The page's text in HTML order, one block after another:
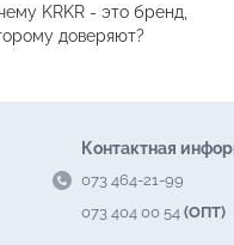
KRKR - это бренд,
доверяют?
Контактная
073 464-21-99
073 404 00 54 (ОПТ)